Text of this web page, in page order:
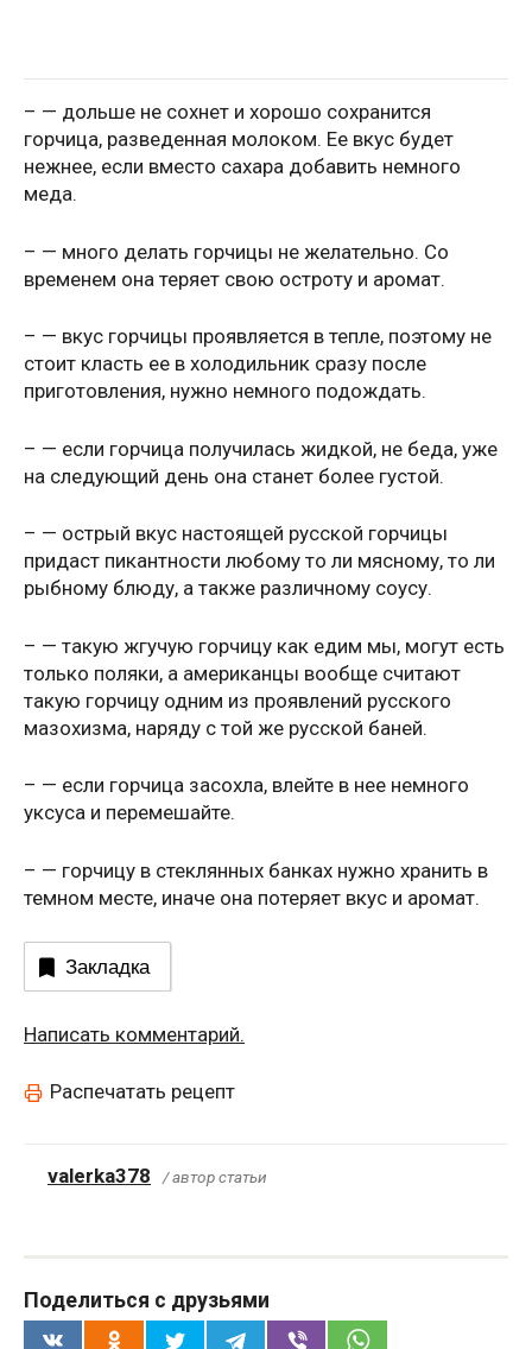
– — дольше не сохнет и хорошо сохранится
горчица, разведенная молоком. Ее вкус будет
нежнее, если вместо сахара добавить немного
меда.
– — много делать горчицы не желательно. Со
временем она теряет свою остроту и аромат.
– — вкус горчицы проявляется в тепле, поэтому не
стоит класть ее в холодильник сразу после
приготовления, нужно немного подождать.
– — если горчица получилась жидкой, не беда, уже
на следующий день она станет более густой.
– — острый вкус настоящей русской горчицы
придаст пикантности любому то ли мясному, то ли
рыбному блюду, а также различному соусу.
– — такую жгучую горчицу как едим мы, могут есть
только поляки, а американцы вообще считают
такую горчицу одним из проявлений русского
мазохизма, наряду с той же русской баней.
– — если горчица засохла, влейте в нее немного
уксуса и перемешайте.
– — горчицу в стеклянных банках нужно хранить в
темном месте, иначе она потеряет вкус и аромат.
Закладка
Написать комментарий.
Распечатать рецепт
valerka378 / автор статьи
Поделиться с друзьями